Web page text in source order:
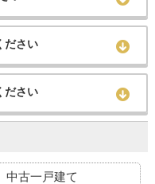
ださい
ださい
中古一戸建て